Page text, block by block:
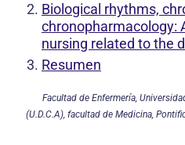
Biological rhythms,
chronopharmacology:
nursing related to the
Resumen
Facultad de Enfermería,
(U.D.C.A), facultad de Medicina,